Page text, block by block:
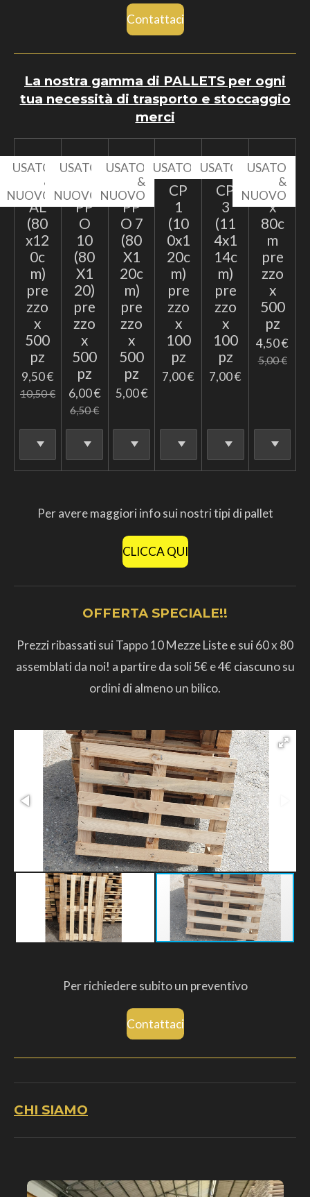
Contattaci
La nostra gamma di PALLETS per ogni
tua necessità di trasporto e stoccaggio
merci
USATO
&
NUOVO
EP
AL
(80
x12
0c
m)
pre
zzo
x
500
pz
9,50 €
10,50 €
USATO
NUOVO
TA
PP
O
10
(80
X1
20)
pre
zzo
x
500
pz
6,00 €
6,50 €
USATO
&
NUOVO
TA
PP
O 7
(80
X1
20c
m)
pre
zzo
x
500
pz
5,00 €
USATO
CP
1
(10
0x1
20c
m)
pre
zzo
x
100
pz
7,00 €
USATO
CP
3
(11
4x1
14c
m)
pre
zzo
x
100
pz
7,00 €
USATO
&
NUOVO
60
x
80c
m
pre
zzo
x
500
pz
4,50 €
5,00 €
Per avere maggiori info sui nostri tipi di pallet
CLICCA QUI
OFFERTA SPECIALE!!
Prezzi ribassati sui Tappo 10 Mezze Liste e sui 60 x 80
assemblati da noi! a partire da soli 5€ e 4€ ciascuno su
ordini di almeno un bilico.
Per richiedere subito un preventivo
Contattaci
CHI SIAMO